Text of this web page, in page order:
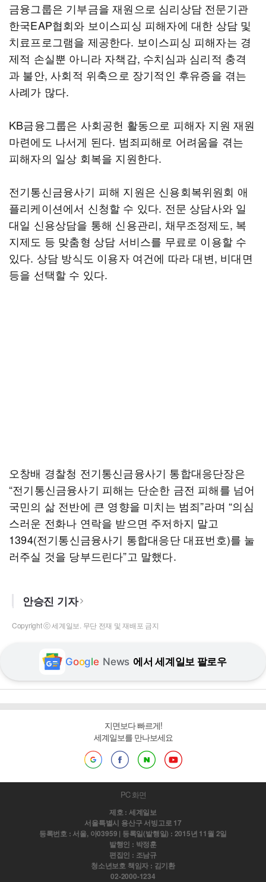
금융그룹은 기부금을 재원으로 심리상담 전문기관
한국EAP협회와 보이스피싱 피해자에 대한 상담 및
치료프로그램을 제공한다. 보이스피싱 피해자는 경
제적 손실뿐 아니라 자책감, 수치심과 심리적 충격
과 불안, 사회적 위축으로 장기적인 후유증을 겪는
사례가 많다.
KB금융그룹은 사회공헌 활동으로 피해자 지원 재원
마련에도 나서게 된다. 범죄피해로 어려움을 겪는
피해자의 일상 회복을 지원한다.
전기통신금융사기 피해 지원은 신용회복위원회 애
플리케이션에서 신청할 수 있다. 전문 상담사와 일
대일 신용상담을 통해 신용관리, 채무조정제도, 복
지제도 등 맞춤형 상담 서비스를 무료로 이용할 수
있다. 상담 방식도 이용자 여건에 따라 대변, 비대면
등을 선택할 수 있다.
오창배 경찰청 전기통신금융사기 통합대응단장은
“전기통신금융사기 피해는 단순한 금전 피해를 넘어
국민의 삶 전반에 큰 영향을 미치는 범죄”라며 “의심
스러운 전화나 연락을 받으면 주저하지 말고
1394(전기통신금융사기 통합대응단 대표번호)를 눌
러주실 것을 당부드린다”고 말했다.
안승진 기자
Copyright ⓒ 세계일보. 무단 전재 및 재배포 금지
Google News 에서 세계일보 팔로우
지면보다 빠르게!
세계일보를 만나보세요
PC 화면
제호 : 세계일보
서울특별시 용산구 서빙고로 17
등록번호 : 서울, 아03959 | 등록일(발행일) : 2015년 11월 2일
발행인 : 박정훈
편집인 : 조남규
청소년보호 책임자 : 김기환
02-2000-1234